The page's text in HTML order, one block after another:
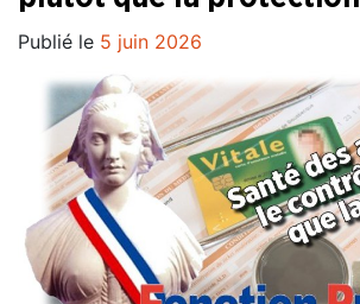
Publié le 5 juin 2026